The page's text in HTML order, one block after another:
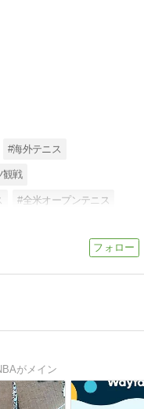
#海外テニス
観戦
#全米オープンテニス
がメイン